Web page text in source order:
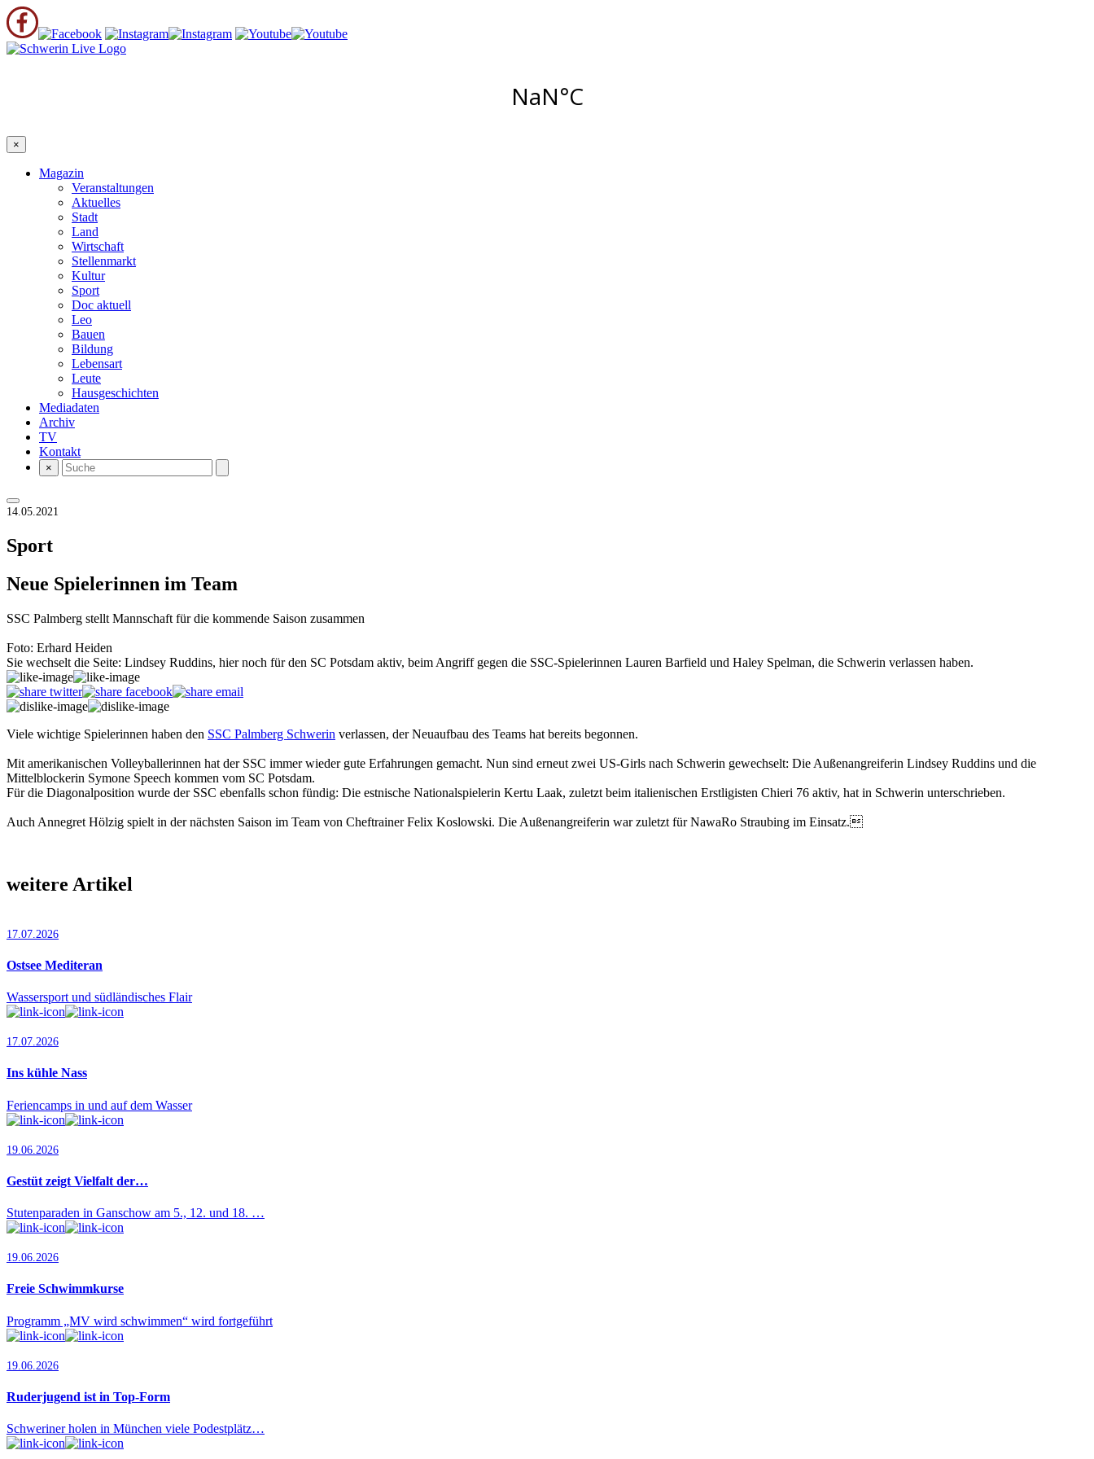
×
Magazin
Veranstaltungen
Aktuelles
Stadt
Land
Wirtschaft
Stellenmarkt
Kultur
Sport
Doc aktuell
Leo
Bauen
Bildung
Lebensart
Leute
Hausgeschichten
Mediadaten
Archiv
TV
Kontakt
×
14.05.2021
Sport
Neue Spielerinnen im Team
SSC Palmberg stellt Mannschaft für die kommende Saison zusammen
Foto: Erhard Heiden
Sie wechselt die Seite: Lindsey Ruddins, hier noch für den SC Potsdam aktiv, beim Angriff gegen die SSC-Spielerinnen Lauren Barfield und Haley Spelman, die Schwerin verlassen haben.
Viele wichtige Spielerinnen haben den SSC Palmberg Schwerin verlassen, der Neuaufbau des Teams hat bereits begonnen.
Mit amerikanischen Volleyballerinnen hat der SSC immer wieder gute Erfahrungen gemacht. Nun sind erneut zwei US-Girls nach Schwerin gewechselt: Die Außenangreiferin Lindsey Ruddins und die
Mittelblockerin Symone Speech kommen vom SC Potsdam.
Für die Diagonalposition wurde der SSC ebenfalls schon fündig: Die estnische Nationalspielerin Kertu Laak, zuletzt beim italienischen Erstligisten Chieri 76 aktiv, hat in Schwerin unterschrieben.
Auch Annegret Hölzig spielt in der nächsten Saison im Team von Cheftrainer Felix Koslowski. Die Außenangreiferin war zuletzt für NawaRo Straubing im Einsatz.
weitere Artikel
17.07.2026
Ostsee Mediteran
Wassersport und südländisches Flair
17.07.2026
Ins kühle Nass
Feriencamps in und auf dem Wasser
19.06.2026
Gestüt zeigt Vielfalt der…
Stutenparaden in Ganschow am 5., 12. und 18. …
19.06.2026
Freie Schwimmkurse
Programm „MV wird schwimmen“ wird fortgeführt
19.06.2026
Ruderjugend ist in Top-Form
Schweriner holen in München viele Podestplätz…